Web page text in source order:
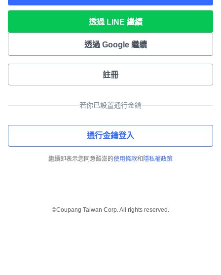
透過 LINE 繼續
透過 Google 繼續
註冊
若你已設置通行金鑰
通行金鑰登入
繼續即表示您同意酷澎的使用條款和 隱私權政策
©Coupang Taiwan Corp. All rights reserved.